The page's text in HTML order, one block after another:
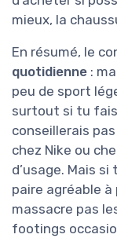
mieux, la
En résumé, le
quotidienne :
peu de sport
surtout si tu
conseillerais
chez Nike ou
d’usage. Mais
paire agréable
massacre pas
footings